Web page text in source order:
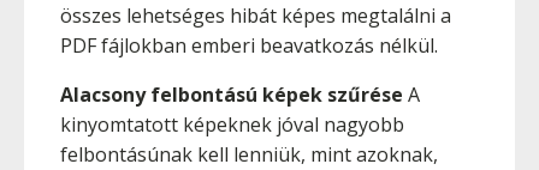
összes lehetséges hibát képes megtalálni a
PDF fájlokban emberi beavatkozás nélkül.
Alacsony felbontású képek szűrése A
kinyomtatott képeknek jóval nagyobb
felbontásúnak kell lenniük, mint azoknak,